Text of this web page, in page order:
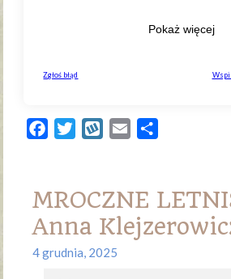
FacebookTwitterWykopEmail
MROCZNE
Anna
4 grudnia, 2025